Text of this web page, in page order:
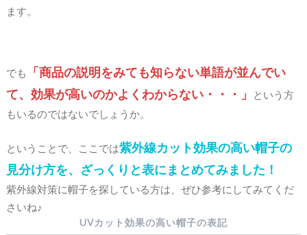
ます。
でも
「商品の説明をみても知らない単語が並んでい
て、効果が高いのかよくわからない・・・」
という方
もいるのではないでしょうか。
ということで、ここでは紫外線カット効果の高い帽子の
見分け方を、ざっくりと表にまとめてみました！
紫外線対策に帽子を探している方は、ぜひ参考にしてみてくだ
さいね♪
UVカット効果の高い帽子の表記